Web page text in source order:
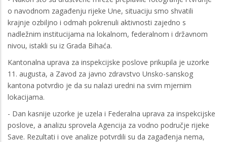
o navodnom zagađenju rijeke Une, situaciju smo shvatili
krajnje ozbiljno i odmah pokrenuli aktivnosti zajedno s
nadležnim institucijama na lokalnom, federalnom i državnom
nivou, istakli su iz Grada Bihaća.
Kantonalna uprava za inspekcijske poslove prikupila je uzorke
11. augusta, a Zavod za javno zdravstvo Unsko-sanskog
kantona potvrdio je da su nalazi uredni na svim mjernim
lokacijama.
- Dan kasnije uzorke je uzela i Federalna uprava za inspekcijske
poslove, a analizu sprovela Agencija za vodno područje rijeke
Save. Rezultati i ove analize potvrdili su da zagađenja nema,